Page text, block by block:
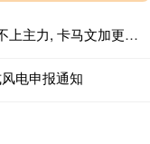
中华金配 马卡: 穆帅麾下卡雷拉斯肯定踢不上主力, 卡马文加更没戏
电申报通知